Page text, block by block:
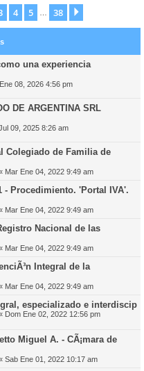
38
4 5 38
una experiencia
08, 2026 4:56 pm
DE ARGENTINA SRL
09, 2025 8:26 am
Colegiado de Familia de
Mar Ene 04, 2022 9:49 am
- Procedimiento. 'Portal IVA'.
Mar Ene 04, 2022 9:49 am
Nacional de las
Mar Ene 04, 2022 9:49 am
Integral de la
Mar Ene 04, 2022 9:49 am
especializado e interdiscip
Dom Ene 02, 2022 12:56 pm
Miguel A. - CÃ¡mara de
Sab Ene 01, 2022 10:17 am